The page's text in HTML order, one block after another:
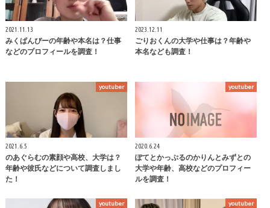
2021.11.13
みくぱんぴーの年齢や本名は？仕事
などのプロフィールを調査！
2023.12.11
ごりおくんの大学や仕事は？年齢や
本名なども調査！
youtuber
2021.6.5
のあぐらむの素顔や高校、大学は？
年齢や彼氏などについて調査しまし
た！
youtuber
2020.6.24
ぽてとかっぷるのかりんとみずとの
大学や年齢、高校などのプロフィー
ルを調査！
youtuber youtuber